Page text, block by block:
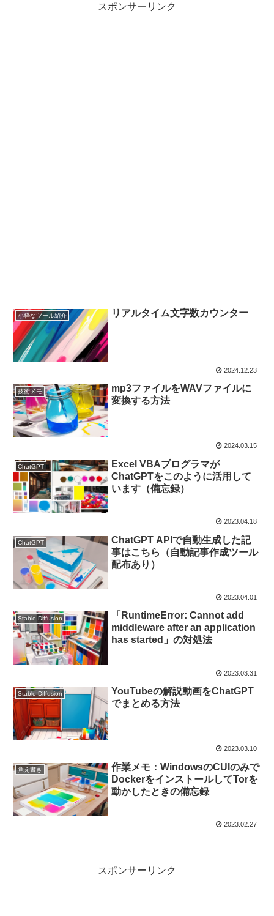
スポンサーリンク
小粋なツール紹介 リアルタイム文字数カウンター
2024.12.23
技術メモ
mp3ファイルをWAVファイルに
変換する方法
2024.03.15
ChatGPT
Excel VBAプログラマが
ChatGPTをこのように活用して
います（備忘録）
2023.04.18
ChatGPT
ChatGPT APIで自動生成した記
事はこちら（自動記事作成ツール
配布あり）
2023.04.01
Stable Diffusion
「RuntimeError: Cannot add
middleware after an application
has started」の対処法
2023.03.31
Stable Diffusion
YouTubeの解説動画をChatGPT
でまとめる方法
2023.03.10
覚え書き
作業メモ：WindowsのCUIのみで
DockerをインストールしてTorを
動かしたときの備忘録
2023.02.27
スポンサーリンク